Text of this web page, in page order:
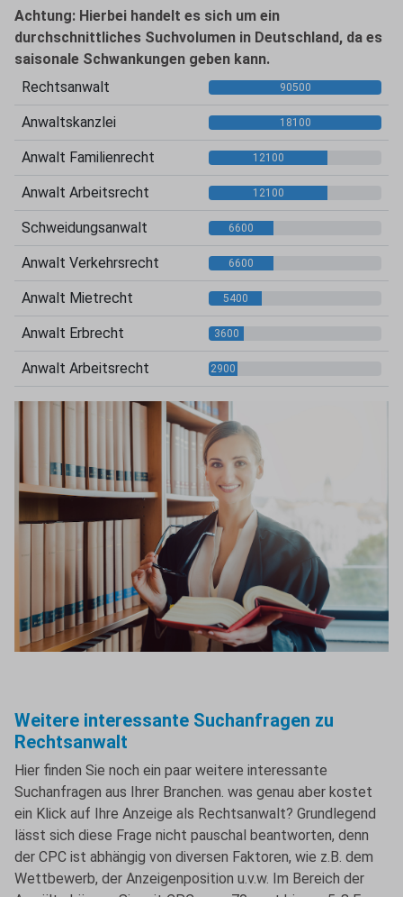
Achtung: Hierbei handelt es sich um ein
durchschnittliches Suchvolumen in Deutschland, da es
saisonale Schwankungen geben kann.
Rechtsanwalt
90500
Anwaltskanzlei 18100
Anwalt Familienrecht 12100
Anwalt Arbeitsrecht 12100
Schweidungsanwalt 6600
Anwalt Verkehrsrecht 6600
Anwalt Mietrecht 5400
Anwalt Erbrecht 3600
Anwalt Arbeitsrecht 2900
Weitere interessante Suchanfragen zu
Rechtsanwalt
Hier finden Sie noch ein paar weitere interessante
Suchanfragen aus Ihrer Branchen. was genau aber kostet
ein Klick auf Ihre Anzeige als Rechtsanwalt? Grundlegend
lässt sich diese Frage nicht pauschal beantworten, denn
der CPC ist abhängig von diversen Faktoren, wie z.B. dem
Wettbewerb, der Anzeigenposition u.v.w. Im Bereich der